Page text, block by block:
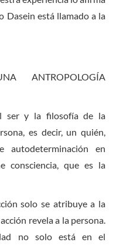
Dasein está llamado a la
ANTROPOLOGÍA
ser y la filosofía de la
es decir, un quién,
autodeterminación en
consciencia, que es la
solo se atribuye a la
revela a la persona.
no solo está en el